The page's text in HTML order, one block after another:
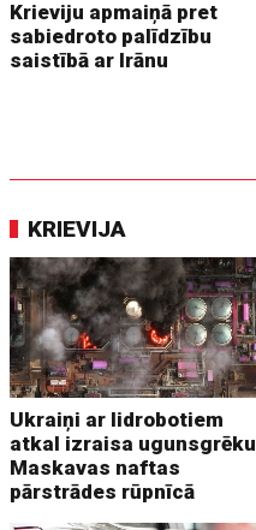
Krieviju apmaiņā pret
sabiedroto palīdzību
saistībā ar Irānu
KRIEVIJA
Ukraiņi ar lidrobotiem
atkal izraisa ugunsgrēku
Maskavas naftas
pārstrādes rūpnīcā